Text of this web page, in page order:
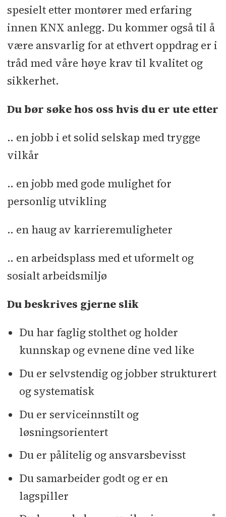
spesielt etter montører med erfaring
innen KNX anlegg. Du kommer også til å
være ansvarlig for at ethvert oppdrag er i
tråd med våre høye krav til kvalitet og
sikkerhet.
Du bør søke hos oss hvis du er ute etter
.. en jobb i et solid selskap med trygge
vilkår
.. en jobb med gode mulighet for
personlig utvikling
.. en haug av karrieremuligheter
.. en arbeidsplass med et uformelt og
sosialt arbeidsmiljø
Du beskrives gjerne slik
Du har faglig stolthet og holder
kunnskap og evnene dine ved like
Du er selvstendig og jobber strukturert
og systematisk
Du er serviceinnstilt og
løsningsorientert
Du er pålitelig og ansvarsbevisst
Du samarbeider godt og er en
lagspiller